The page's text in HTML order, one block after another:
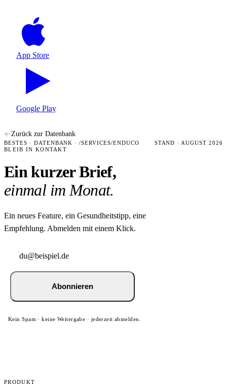
App Store
Google Play
Zurück zur Datenbank
BESTES · DATENBANK · /SERVICES/ENDUCO
STAND · AUGUST 2026
BLEIB IN KONTAKT
Ein kurzer Brief,
einmal im Monat.
Ein neues Feature, ein Gesundheitstipp, eine
Empfehlung. Abmelden mit einem Klick.
Abonnieren
Kein Spam · keine Weitergabe · jederzeit abmelden.
PRODUKT